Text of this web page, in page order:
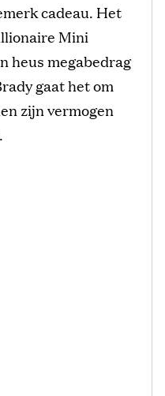
cadeau. Het
Mini
heus megabedrag
gaat het om
zijn vermogen